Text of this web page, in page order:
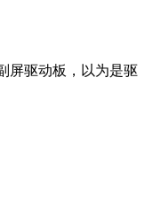
屏驱动板，以为是驱